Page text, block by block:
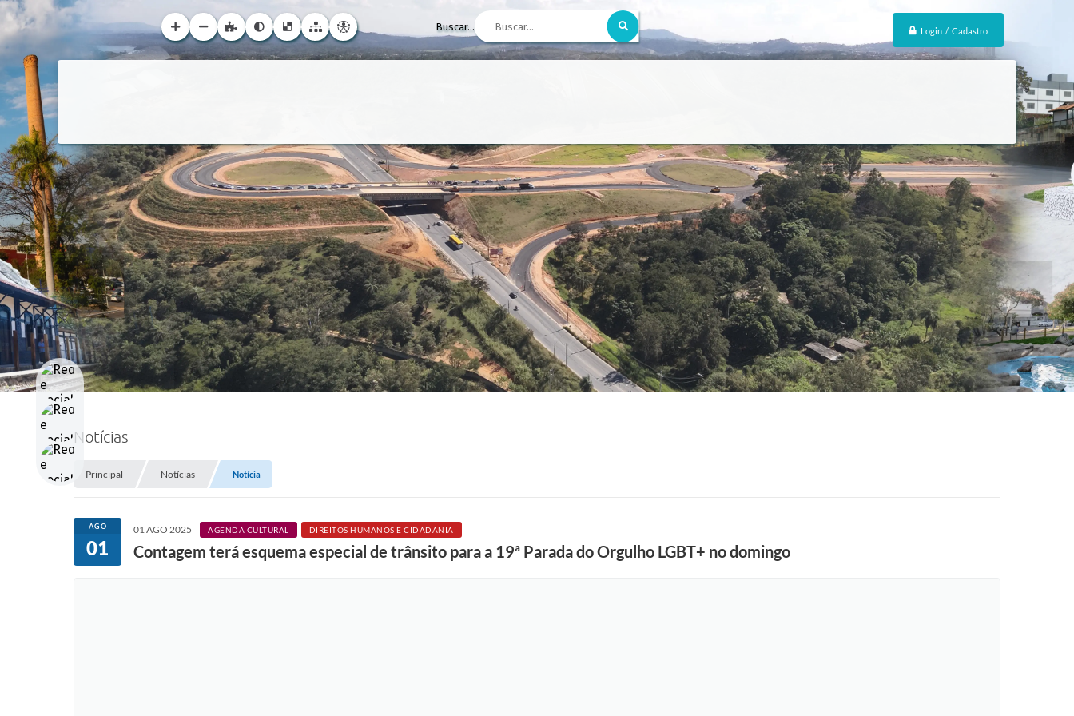
Login / Cadastro
Buscar...
Notícias
Principal Notícias Notícia
AGO
01
01 AGO 2025 AGENDA CULTURAL DIREITOS HUMANOS E CIDADANIA
Contagem terá esquema especial de trânsito para a 19ª Parada do Orgulho LGBT+ no domingo
o
t